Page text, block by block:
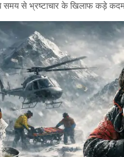
समय से भ्रष्टाचार के खिलाफ कड़े कदम